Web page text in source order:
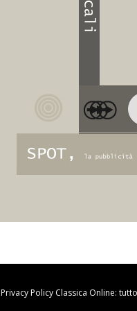
Privacy Policy Classica Online: tutto